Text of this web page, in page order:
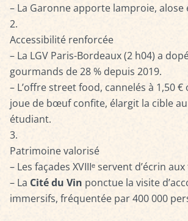
– La Garonne apporte lamproie, alose
Accessibilité renforcée
– La LGV Paris-Bordeaux (2 h04) a
gourmands de 28 % depuis 2019.
– L’offre street food, cannelés à 1,50 €
joue de bœuf confite, élargit la cible
étudiant.
Patrimoine valorisé
– Les façades XVIIIᵉ servent d’écrin
– La Cité du Vin ponctue la visite
immersifs, fréquentée par 400 000